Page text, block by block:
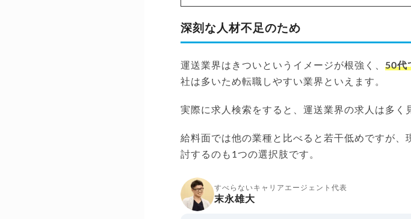
深刻な人材不足のため
運送業界はきついというイメージが根強く、 50代
社は多いため転職しやすい業界といえます。
実際に求人検索をすると、運送業界の求人は多く
給料面では他の業種と比べると若干低めですが
討するのも1つの選択肢です。
すべらないキャリアエージェント代表
末永雄大